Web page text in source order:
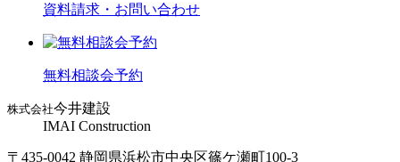
資料請求・お問い合わせ
無料相談会予約
株式会社今井建設
IMAI Construction
〒435-0042 静岡県浜松市中央区篠ケ瀬町100-3